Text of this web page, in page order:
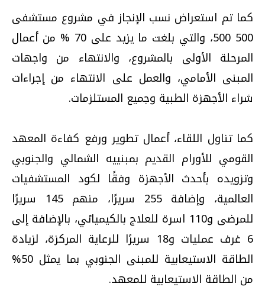
كما تم استعراض نسب الإنجاز في مشروع مستشفى
500 500، والتي بلغت ما يزيد على 70 % من أعمال
المرحلة الأولى بالمشروع، والانتهاء من واجهات
المبنى الأمامي، والعمل على الانتهاء من إجراءات
شراء الأجهزة الطبية وجميع المستلزمات.
كما تناول اللقاء، أعمال تطوير ورفع كفاءة المعهد
القومي للأورام القديم بمبنييه الشمالي والجنوبي
وتزويده بأحدث الأجهزة وفقًا لكود المستشفيات
العالمية، وإضافة 255 سريرًا، منهم 145 سريرًا
للمرضى و110 اسرة للعلاج بالكيميائي، بالإضافة إلى
6 غرف عمليات و18 سريرًا للرعاية المركزة، لزيادة
الطاقة الاستيعابية للمبنى الجنوبي بما يمثل 50%
من الطاقة الاستيعابية للمعهد.